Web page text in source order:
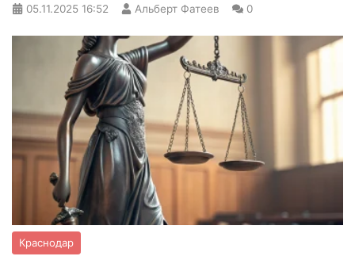
05.11.2025 16:52 Альберт Фатеев 0
Краснодар